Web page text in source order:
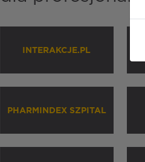
INTERAKCJE.PL
PHARMINDEX SZPITAL